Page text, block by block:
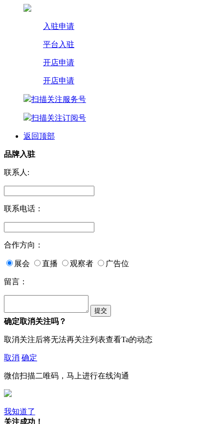
入驻申请
平台入驻
开店申请
开店申请
扫描关注服务号
扫描关注订阅号
返回顶部
品牌入驻
联系人:
联系电话：
合作方向：
展会 直播 观察者 广告位
留言：
确定取消关注吗？
取消关注后将无法再关注列表查看Ta的动态
取消 确定
微信扫描二唯码，马上进行在线沟通
我知道了
关注成功！